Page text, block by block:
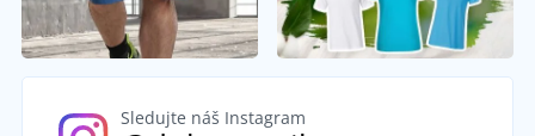
Sledujte náš Instagram